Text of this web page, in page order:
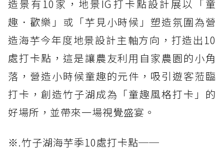
造景有10家，地景IG打卡點設計展以「童
趣．歡樂」或「芋見小時候」塑造氛圍為營
造海芋今年度地景設計主軸方向，打造出10
處打卡點，這是讓農友利用自家農園的小角
落，營造小時候童趣的元件，吸引遊客蒞臨
打卡，創造竹子湖成為「童趣風格打卡」的
好場所，並帶來一場視覺盛宴。
※.竹子湖海芋季10處打卡點──